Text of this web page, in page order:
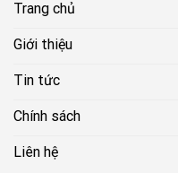
Trang chủ
Giới thiệu
Tin tức
Chính sách
Liên hệ